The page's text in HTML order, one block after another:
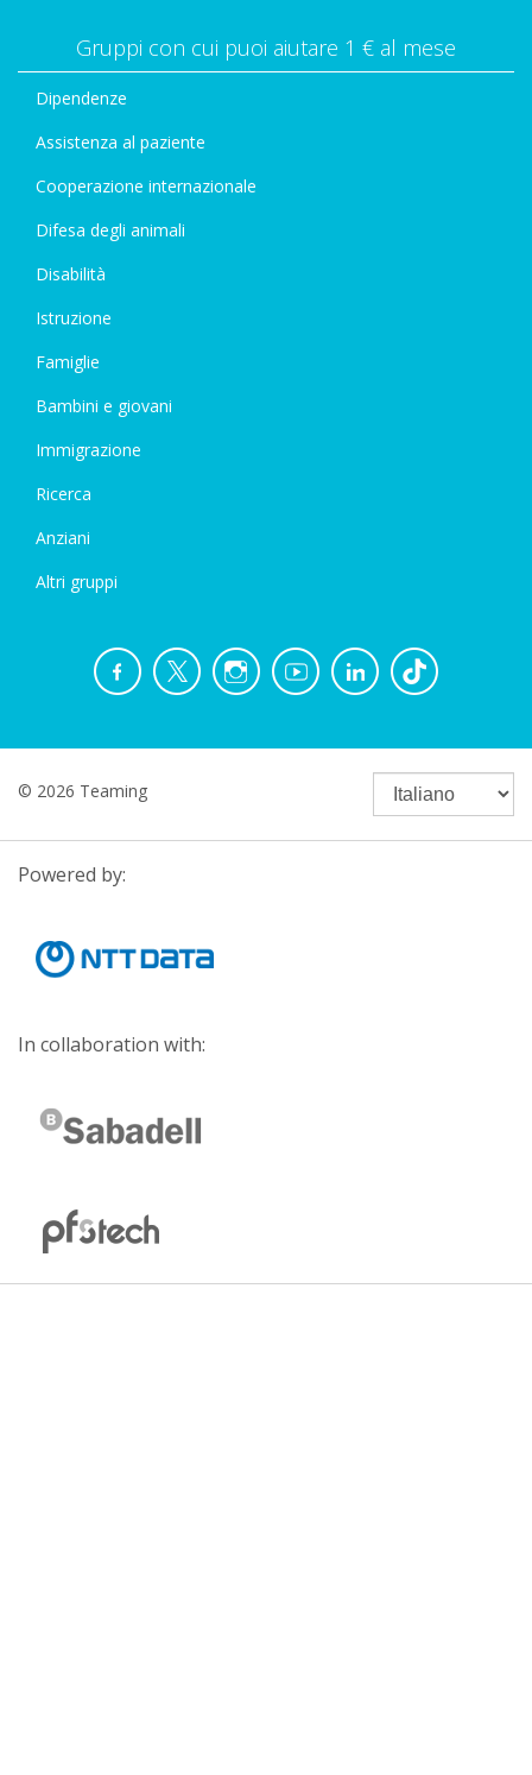
Gruppi con cui puoi aiutare 1 € al mese
Dipendenze
Assistenza al paziente
Cooperazione internazionale
Difesa degli animali
Disabilità
Istruzione
Famiglie
Bambini e giovani
Immigrazione
Ricerca
Anziani
Altri gruppi
© 2026 Teaming
Powered by:
In collaboration with: